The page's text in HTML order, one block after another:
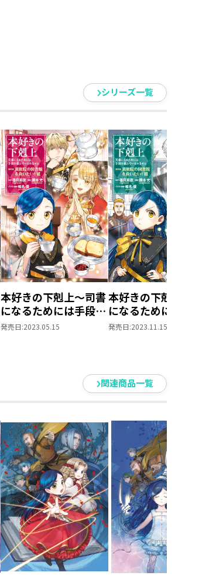
シリーズ一覧
本好きの下剋上～司書
になるためには手段を
選んでいられません～
発売日:2023.05.15
本好きの下剋上～司
になるためには手段
選んでいられません
発売日:2023.11.15
関連商品一覧